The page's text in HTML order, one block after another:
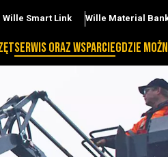
Wille Smart Link Wille Material
SERWIS ORAZ WSPARCIEGDZIE